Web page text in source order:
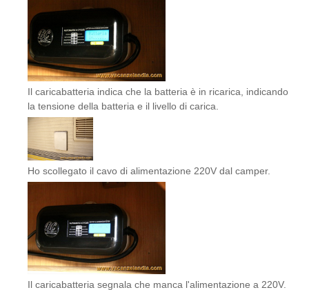
Il caricabatteria indica che la batteria è in ricarica, indicando
la tensione della batteria e il livello di carica.
Ho scollegato il cavo di alimentazione 220V dal camper.
Il caricabatteria segnala che manca l'alimentazione a 220V.